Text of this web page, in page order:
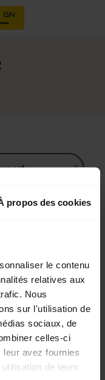
propos des cookies
le contenu
relatives aux
Nous
sur l'utilisation de
sociaux, de
celles-ci
avez fournies
de leurs
posées